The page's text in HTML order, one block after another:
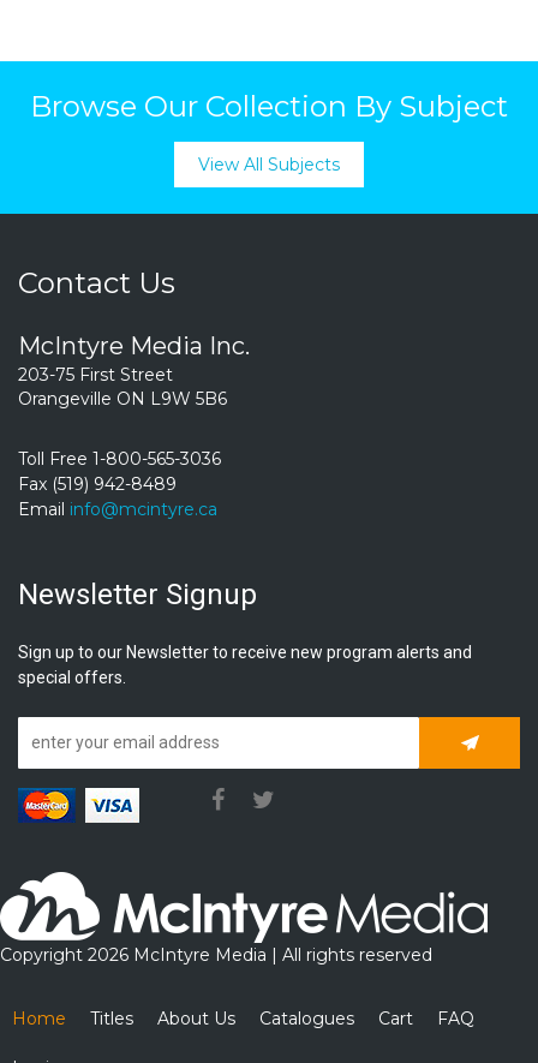
Browse Our Collection By Subject
View All Subjects
Contact Us
McIntyre Media Inc.
203-75 First Street
Orangeville ON L9W 5B6
Toll Free 1-800-565-3036
Fax (519) 942-8489
Email info@mcintyre.ca
Newsletter Signup
Sign up to our Newsletter to receive new program alerts and
special offers.
Copyright 2026 McIntyre Media | All rights reserved
Home Titles About Us Catalogues Cart FAQ